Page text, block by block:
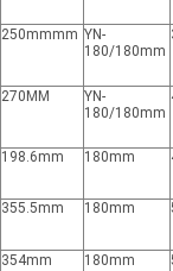
250mmmm YN-
180/180mm
270MM
YN-
180/180mm
198.6mm 180mm
355.5mm 180mm
354mm 180mm